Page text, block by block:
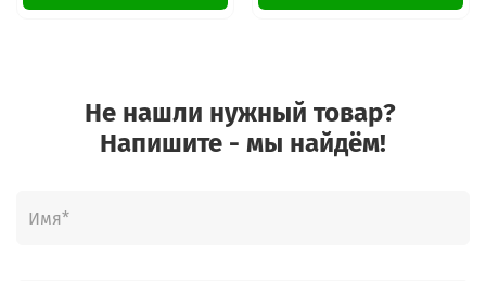
Не нашли нужный товар?
Напишите - мы найдём!